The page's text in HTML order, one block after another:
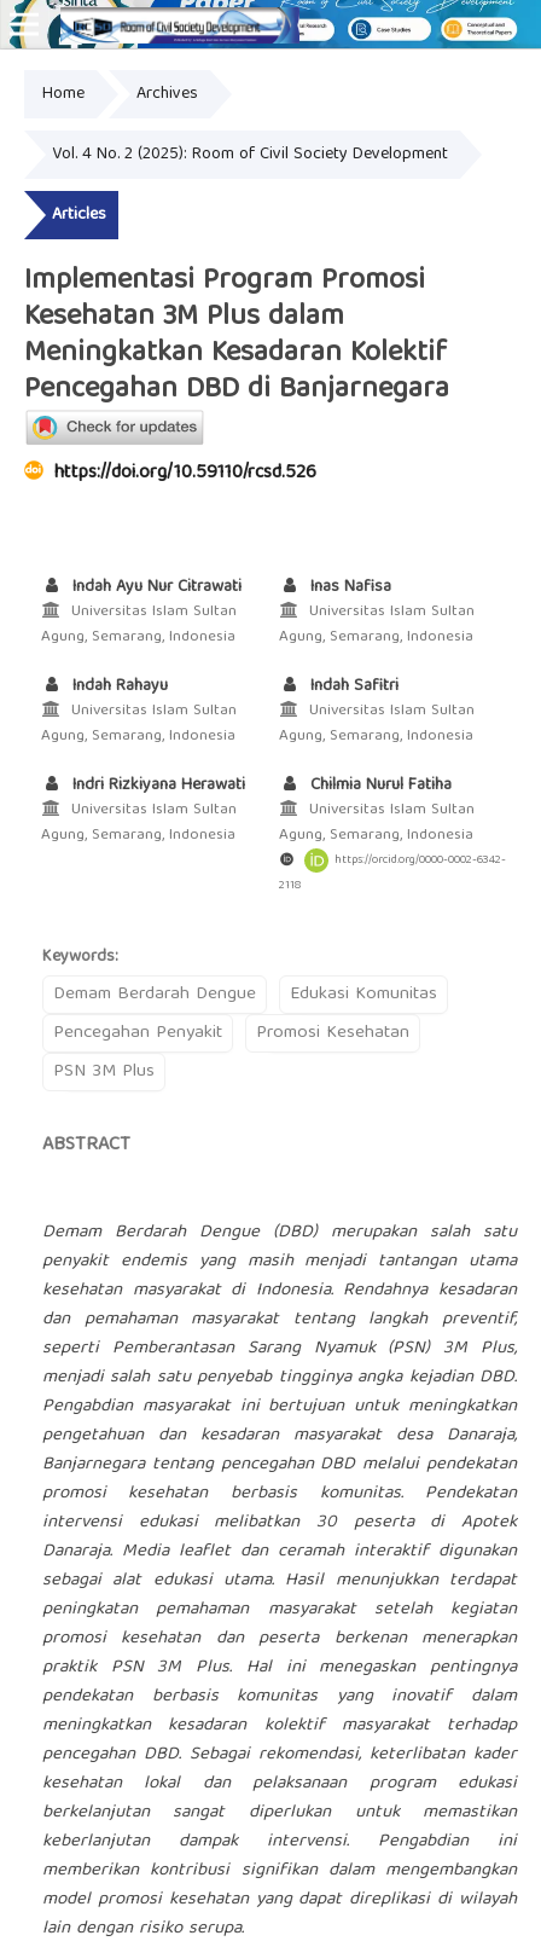
Home Archives
Vol. 4 No. 2 (2025): Room of Civil Society Development
Articles
Implementasi Program Promosi
Kesehatan 3M Plus dalam
Meningkatkan Kesadaran Kolektif
Pencegahan DBD di Banjarnegara
https://doi.org/10.59110/rcsd.526
Indah Ayu Nur Citrawati
Universitas Islam Sultan
Agung, Semarang, Indonesia
Inas Nafisa
Universitas Islam Sultan
Agung, Semarang, Indonesia
Indah Rahayu
Universitas Islam Sultan
Agung, Semarang, Indonesia
Indah Safitri
Universitas Islam Sultan
Agung, Semarang, Indonesia
Indri Rizkiyana Herawati
Universitas Islam Sultan
Agung, Semarang, Indonesia
Chilmia Nurul Fatiha
Universitas Islam Sultan
Agung, Semarang, Indonesia
https://orcid.org/0000-0002-6342-
2118
Keywords:
Demam Berdarah Dengue
Edukasi Komunitas
Pencegahan Penyakit
Promosi Kesehatan
PSN 3M Plus
ABSTRACT
Demam Berdarah Dengue (DBD) merupakan salah satu
penyakit endemis yang masih menjadi tantangan utama
kesehatan masyarakat di Indonesia. Rendahnya kesadaran
dan pemahaman masyarakat tentang langkah preventif,
seperti Pemberantasan Sarang Nyamuk (PSN) 3M Plus,
menjadi salah satu penyebab tingginya angka kejadian DBD.
Pengabdian masyarakat ini bertujuan untuk meningkatkan
pengetahuan dan kesadaran masyarakat desa Danaraja,
Banjarnegara tentang pencegahan DBD melalui pendekatan
promosi kesehatan berbasis komunitas. Pendekatan
intervensi edukasi melibatkan 30 peserta di Apotek
Danaraja. Media leaflet dan ceramah interaktif digunakan
sebagai alat edukasi utama. Hasil menunjukkan terdapat
peningkatan pemahaman masyarakat setelah kegiatan
promosi kesehatan dan peserta berkenan menerapkan
praktik PSN 3M Plus. Hal ini menegaskan pentingnya
pendekatan berbasis komunitas yang inovatif dalam
meningkatkan kesadaran kolektif masyarakat terhadap
pencegahan DBD. Sebagai rekomendasi, keterlibatan kader
kesehatan lokal dan pelaksanaan program edukasi
berkelanjutan sangat diperlukan untuk memastikan
keberlanjutan dampak intervensi. Pengabdian ini
memberikan kontribusi signifikan dalam mengembangkan
model promosi kesehatan yang dapat direplikasi di wilayah
lain dengan risiko serupa.